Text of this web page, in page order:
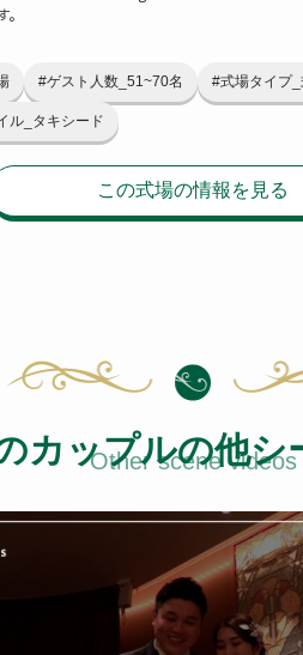
#ゲスト人数_51~70名 #式場タイプ
ル_タキシード
この式場の情報を見る
Other scene videos
カップルの他シ